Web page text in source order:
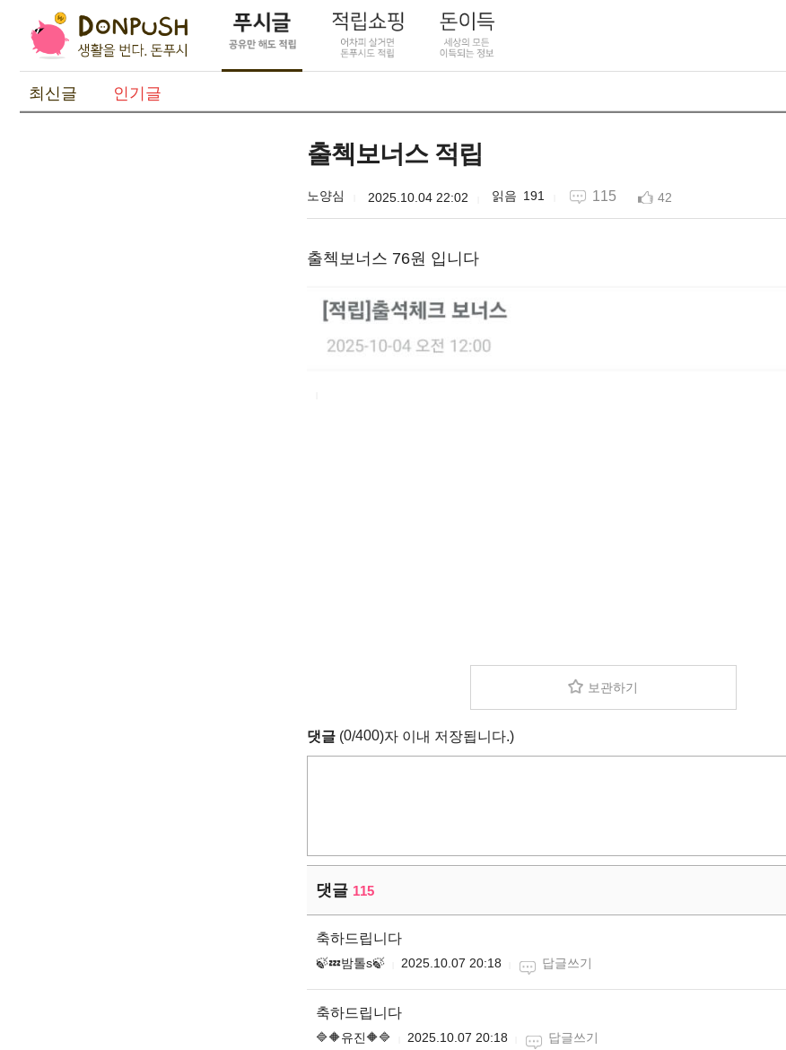
최신글 인기글
출첵보너스 적립
노양심 2025.10.04 22:02 191 115 42
출첵보너스 76원 입니다
보관하기
댓글 (0/400)자 이내 저장됩니다.)
댓글 115
축하드립니다
🍃💤밤톨s🍃 2025.10.07 20:18 답글쓰기
축하드립니다
🔷🔶유진🔶🔷 2025.10.07 20:18 답글쓰기